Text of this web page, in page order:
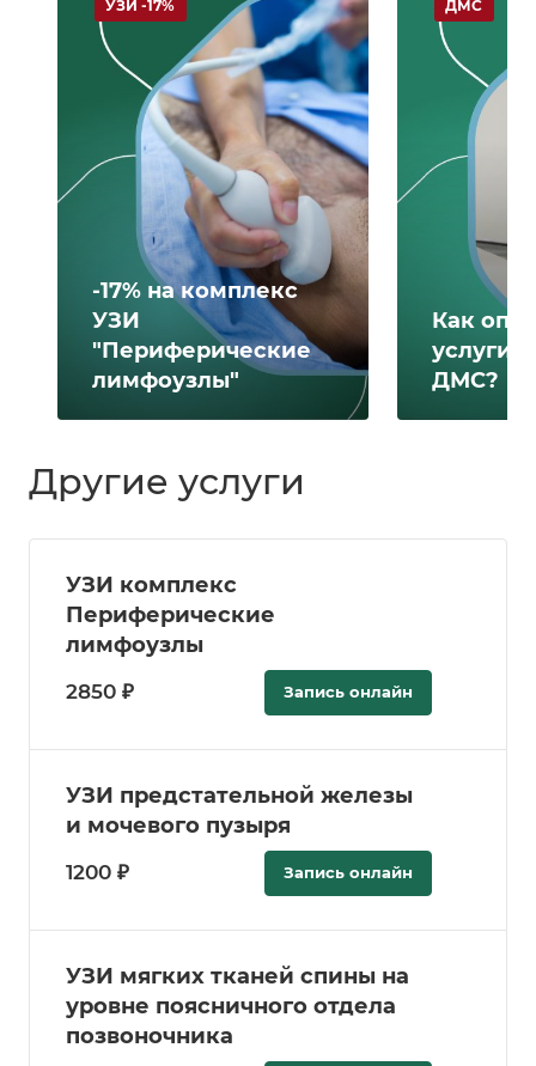
-17% на комплекс
УЗИ
"Периферические
лимфоузлы"
УЗИ -17%
Как
услуги
ДМС?
ДМС
Другие услуги
УЗИ комплекс
Периферические
лимфоузлы
2850 ₽ Запись онлайн
УЗИ предстательной железы
и мочевого пузыря
1200 ₽ Запись онлайн
УЗИ мягких тканей спины на
уровне поясничного отдела
позвоночника